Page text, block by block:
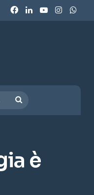
FacebookLinkedInYou TubeInstagram
CERCA...
è